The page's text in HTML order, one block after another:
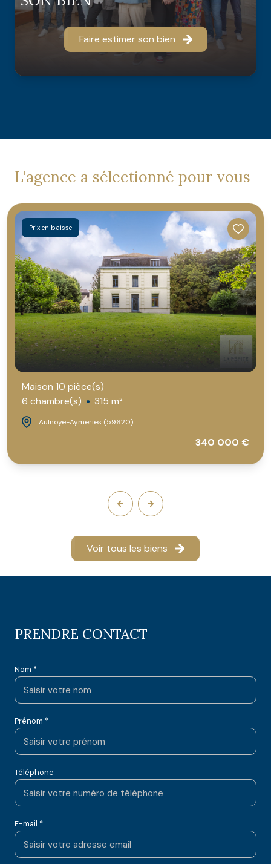
Faire estimer son bien
Cette étude est la clé pour définir ensemble une
stratégie attractive pour la vente de votre propriété.
L'agence a sélectionné pour vous
Prix en baisse
Maison 10 pièce(s)
6 chambre(s)
315 m²
Aulnoye-Aymeries (59620)
340 000 €
Voir tous les biens
PRENDRE CONTACT
Nom *
Prénom *
Téléphone
E-mail *